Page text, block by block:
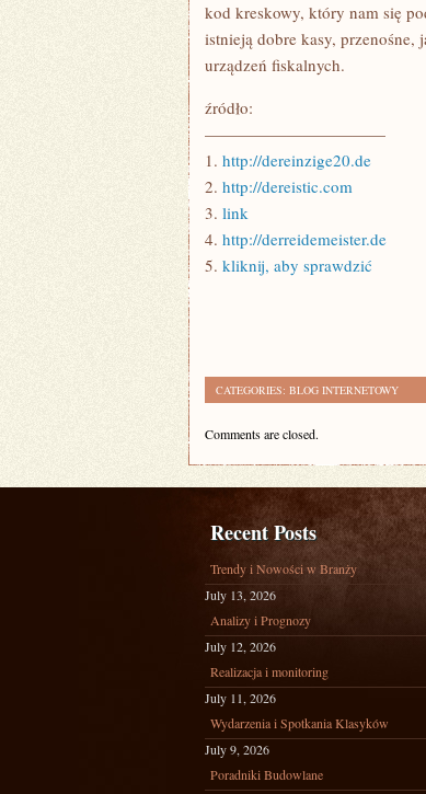
kod kreskowy, który nam się
istnieją dobre kasy,
urządzeń fiskalnych.
źródło:
———————————
1. http://dereinzige20.de
2. http://dereistic.com
3. link
4. http://derreidemeister.de
5. kliknij, aby sprawdzić
CATEGORIES: BLOG INTERNETOWY
Comments are closed.
Recent Posts
Trendy i Nowości w Branży
July 13, 2026
Analizy i Prognozy
July 12, 2026
Realizacja i monitoring
July 11, 2026
Wydarzenia i Spotkania Klasyków
July 9, 2026
Poradniki Budowlane